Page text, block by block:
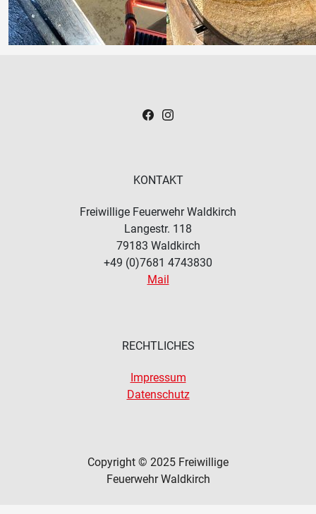
KONTAKT
Freiwillige Feuerwehr Waldkirch
Langestr. 118
79183 Waldkirch
+49 (0)7681 4743830
Mail
RECHTLICHES
Impressum
Datenschutz
Copyright © 2025 Freiwillige
Feuerwehr Waldkirch